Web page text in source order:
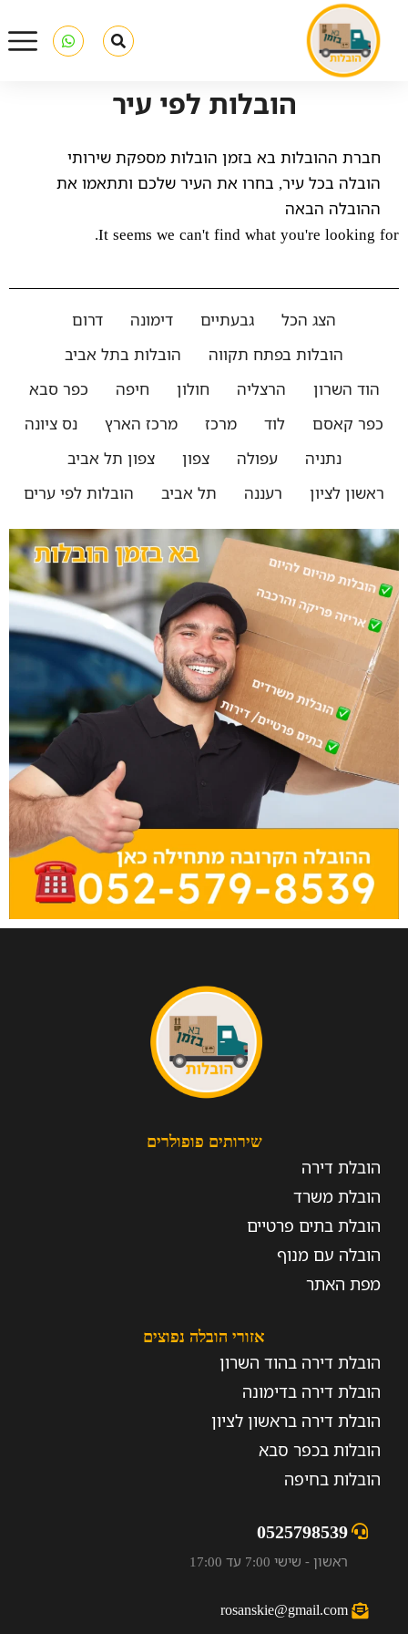
הובלות לפי עיר
חברת ההובלות בא בזמן הובלות מספקת שירותי
הובלה בכל עיר, בחרו את העיר שלכם ותתאמו את
ההובלה הבאה
It seems we can't find what you're looking for.
הצג הכל גבעתיים דימונה
דרום
הובלות בפתח תקווה
הובלות בתל אביב
הוד השרון
הרצליה חולון חיפה
כפר סבא
כפר קאסם
לוד מרכז מרכז הארץ
נס ציונה
נתניה
עפולה צפון
צפון תל אביב
ראשון לציון
רעננה תל אביב הובלות לפי ערים
שירותים פופולרים
הובלת דירה
הובלת משרד
הובלת בתים פרטיים
הובלה עם מנוף
מפת האתר
אזורי הובלה נפוצים
הובלת דירה בהוד השרון
הובלת דירה בדימונה
הובלת דירה בראשון לציון
הובלות בכפר סבא
הובלות בחיפה
0525798539
ראשון - שישי 7:00 עד 17:00
rosanskie@gmail.com